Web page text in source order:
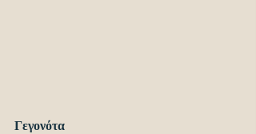
Γεγονότα